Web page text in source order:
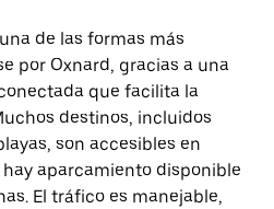
de las formas más
por Oxnard, gracias a una
que facilita la
destinos, incluidos
son accesibles en
aparcamiento disponible
El tráfico es manejable,